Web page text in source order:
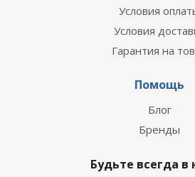
Условия
Условия
Гарантия на
Помощь
Блог
Бренды
Будьте всегда в